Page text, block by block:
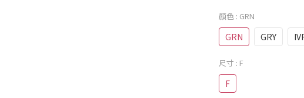
顏色 : GRN
GRN GRY
尺寸 : F
F